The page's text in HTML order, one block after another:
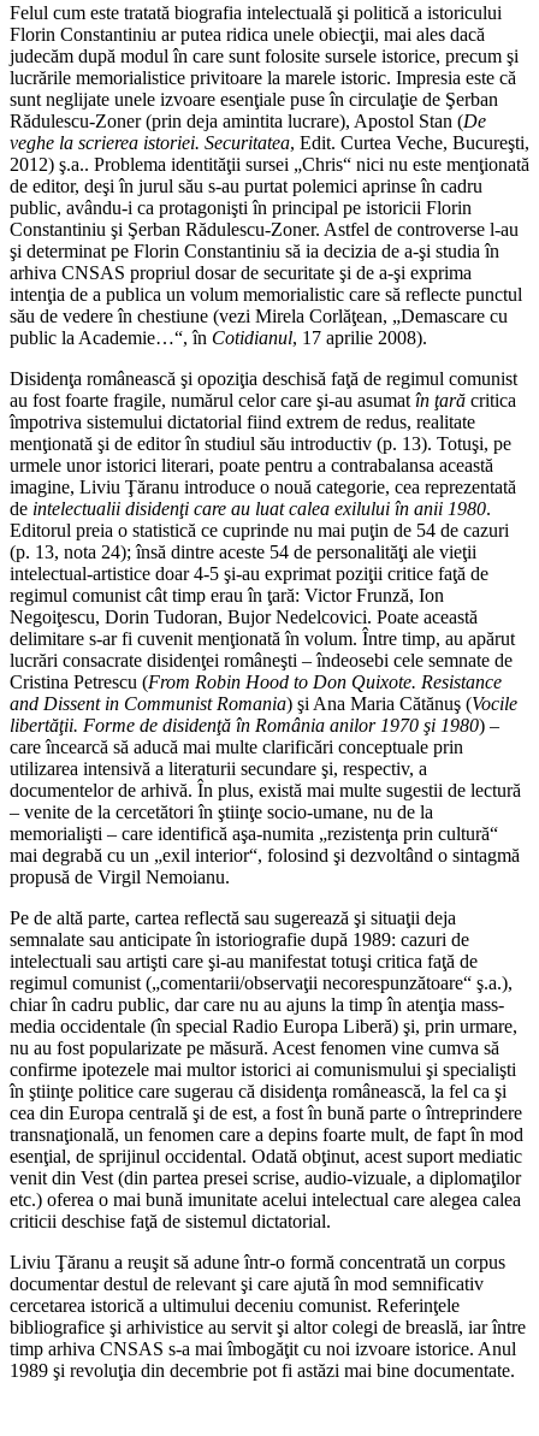
Felul cum este tratată biografia intelectuală şi politică a istoricului
Florin Constantiniu ar putea ridica unele obiecţii, mai ales dacă
judecăm după modul în care sunt folosite sursele istorice, precum şi
lucrările memorialistice privitoare la marele istoric. Impresia este că
sunt neglijate unele izvoare esenţiale puse în circulaţie de Şerban
Rădulescu-Zoner (prin deja amintita lucrare), Apostol Stan (De
veghe la scrierea istoriei. Securitatea, Edit. Curtea Veche, Bucureşti,
2012) ş.a.. Problema identităţii sursei „Chris“ nici nu este menţionată
de editor, deşi în jurul său s-au purtat polemici aprinse în cadru
public, avându-i ca protagonişti în principal pe istoricii Florin
Constantiniu şi Şerban Rădulescu-Zoner. Astfel de controverse l-au
şi determinat pe Florin Constantiniu să ia decizia de a-şi studia în
arhiva CNSAS propriul dosar de securitate şi de a-şi exprima
intenţia de a publica un volum memorialistic care să reflecte punctul
său de vedere în chestiune (vezi Mirela Corlăţean, „Demascare cu
public la Academie…“, în Cotidianul, 17 aprilie 2008).
Disidenţa românească şi opoziţia deschisă faţă de regimul comunist
au fost foarte fragile, numărul celor care şi-au asumat în ţară critica
împotriva sistemului dictatorial fiind extrem de redus, realitate
menţionată şi de editor în studiul său introductiv (p. 13). Totuşi, pe
urmele unor istorici literari, poate pentru a contrabalansa această
imagine, Liviu Ţăranu introduce o nouă categorie, cea reprezentată
de intelectualii disidenţi care au luat calea exilului în anii 1980.
Editorul preia o statistică ce cuprinde nu mai puţin de 54 de cazuri
(p. 13, nota 24); însă dintre aceste 54 de personalităţi ale vieţii
intelectual-artistice doar 4-5 şi-au exprimat poziţii critice faţă de
regimul comunist cât timp erau în ţară: Victor Frunză, Ion
Negoiţescu, Dorin Tudoran, Bujor Nedelcovici. Poate această
delimitare s-ar fi cuvenit menţionată în volum. Între timp, au apărut
lucrări consacrate disidenţei româneşti – îndeosebi cele semnate de
Cristina Petrescu (From Robin Hood to Don Quixote. Resistance
and Dissent in Communist Romania) şi Ana Maria Cătănuş (Vocile
libertăţii. Forme de disidenţă în România anilor 1970 şi 1980) –
care încearcă să aducă mai multe clarificări conceptuale prin
utilizarea intensivă a literaturii secundare şi, respectiv, a
documentelor de arhivă. În plus, există mai multe sugestii de lectură
– venite de la cercetători în ştiinţe socio-umane, nu de la
memorialişti – care identifică aşa-numita „rezistenţa prin cultură“
mai degrabă cu un „exil interior“, folosind şi dezvoltând o sintagmă
propusă de Virgil Nemoianu.
Pe de altă parte, cartea reflectă sau sugerează şi situaţii deja
semnalate sau anticipate în istoriografie după 1989: cazuri de
intelectuali sau artişti care şi-au manifestat totuşi critica faţă de
regimul comunist („comentarii/observaţii necorespunzătoare“ ş.a.),
chiar în cadru public, dar care nu au ajuns la timp în atenţia mass-
media occidentale (în special Radio Europa Liberă) şi, prin urmare,
nu au fost popularizate pe măsură. Acest fenomen vine cumva să
confirme ipotezele mai multor istorici ai comunismului şi specialişti
în ştiinţe politice care sugerau că disidenţa românească, la fel ca şi
cea din Europa centrală şi de est, a fost în bună parte o întreprindere
transnaţională, un fenomen care a depins foarte mult, de fapt în mod
esenţial, de sprijinul occidental. Odată obţinut, acest suport mediatic
venit din Vest (din partea presei scrise, audio-vizuale, a diplomaţilor
etc.) oferea o mai bună imunitate acelui intelectual care alegea calea
criticii deschise faţă de sistemul dictatorial.
Liviu Ţăranu a reuşit să adune într-o formă concentrată un corpus
documentar destul de relevant şi care ajută în mod semnificativ
cercetarea istorică a ultimului deceniu comunist. Referinţele
bibliografice şi arhivistice au servit şi altor colegi de breaslă, iar între
timp arhiva CNSAS s-a mai îmbogăţit cu noi izvoare istorice. Anul
1989 şi revoluţia din decembrie pot fi astăzi mai bine documentate.